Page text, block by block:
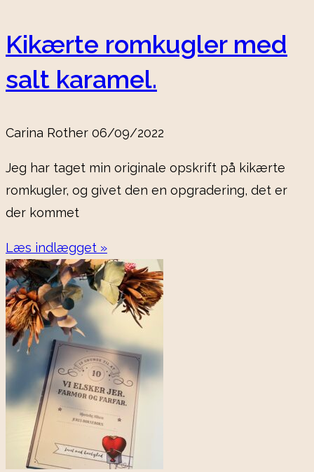
Kikærte romkugler med
salt karamel.
Carina Rother 06/09/2022
Jeg har taget min originale opskrift på kikærte
romkugler, og givet den en opgradering, det er
der kommet
Læs indlægget »